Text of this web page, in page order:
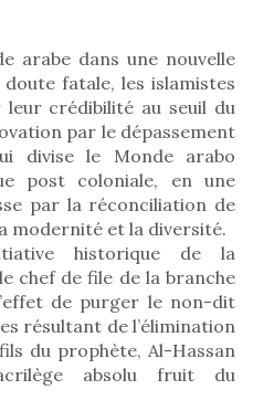
arabe dans une nouvelle
fatale, les islamistes
crédibilité au seuil du
par le dépassement
divise le Monde arabo
post coloniale, en une
par la réconciliation de
modernité et la diversité.
historique de la
chef de file de la branche
de purger le non-dit
résultant de l’élimination
du prophète, Al-Hassan
absolu fruit du